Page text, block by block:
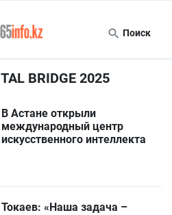
Поиск
BRIDGE 2025
В Астане открыли
международный центр
искусственного интеллекта
Токаев: «Наша задача –